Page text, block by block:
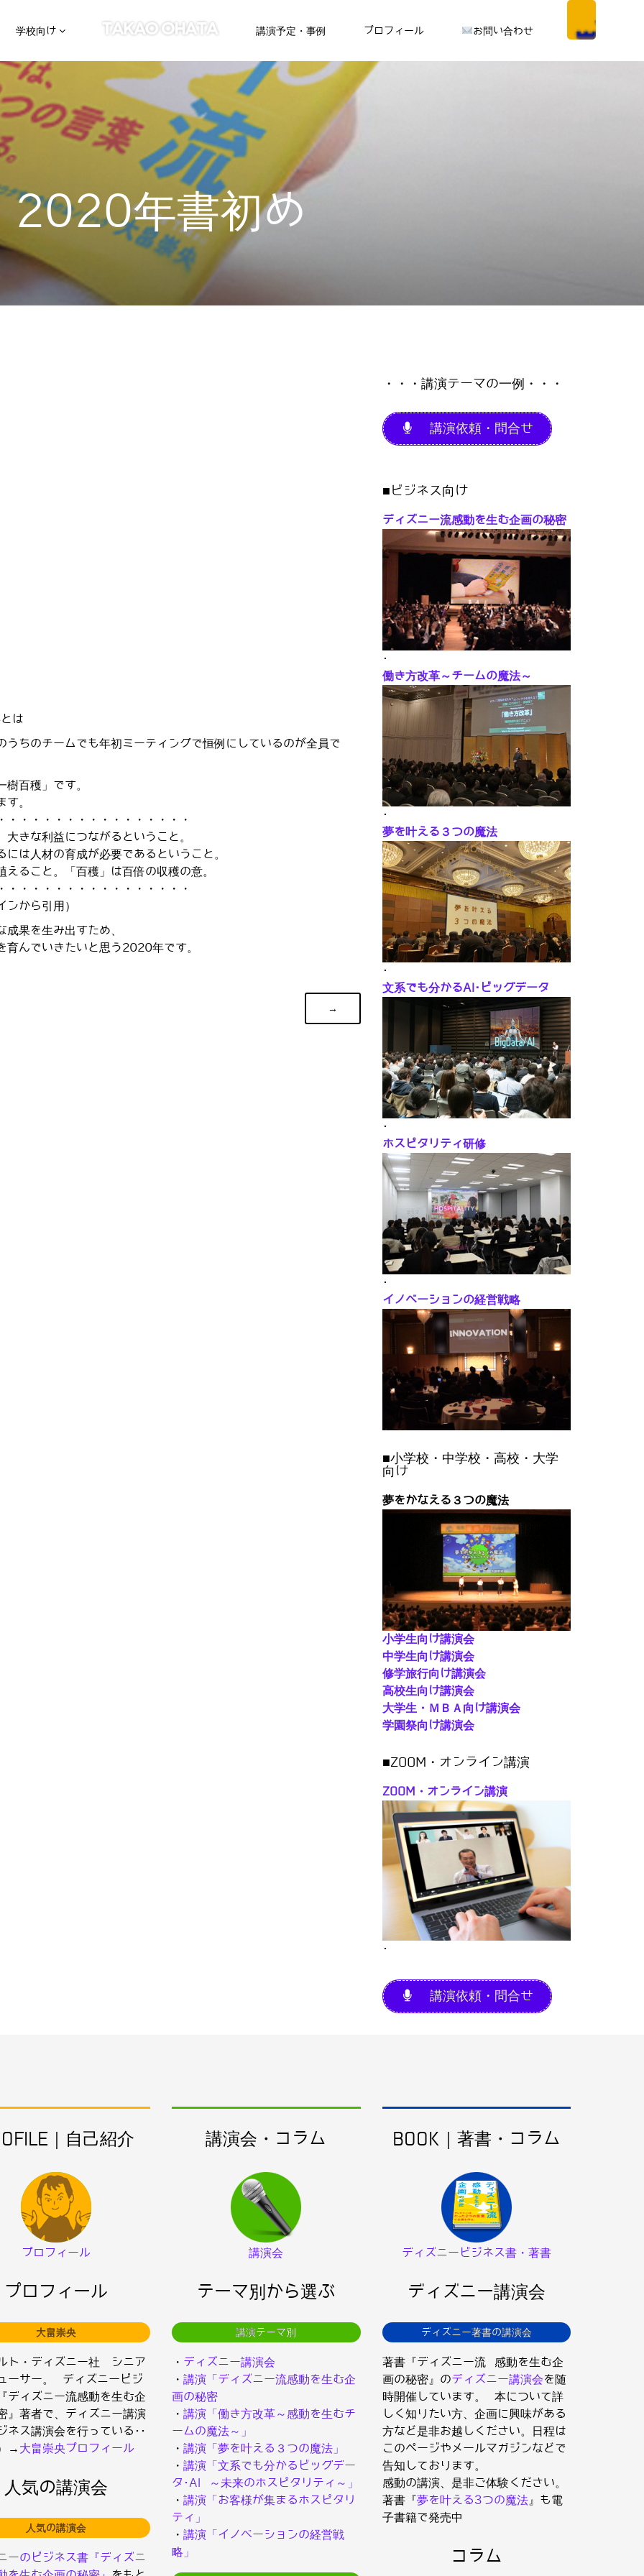
学校向け 講演予定・事例 プロフィール お問い合わせ
2020年書初め
は
うちのチームでも年初ミーティングで恒例にしているのが全員で
百穫」です。
。
・・・・・・・・・・・・・・・・
きな利益につながるということ。
には人材の育成が必要であるということ。
えること。「百穫」は百倍の収穫の意。
・・・・・・・・・・・・・・・・
から引用）
果を生み出すため、
育んでいきたいと思う2020年です。
→
・・・講演テーマの一例・・・
講演依頼・問合せ
■ビジネス向け
ディズニー流感動を生む企画の秘密
･
働き方改革～チームの魔法～
･
夢を叶える３つの魔法
･
文系でも分かるAI･ビッグデータ
･
ホスピタリティ研修
･
イノベーションの経営戦略
■小学校・中学校・高校・大学
向け
夢をかなえる３つの魔法
小学生向け講演会
中学生向け講演会
修学旅行向け講演会
高校生向け講演会
大学生・ＭＢＡ向け講演会
学園祭向け講演会
■ZOOM・オンライン講演
ZOOM・オンライン講演
･
講演依頼・問合せ
｜自己紹介
プロフィール
プロフィール
大畠崇央
ト・ディズニー社 シニア
ーサー。 ディズニービジ
ディズニー流感動を生む企
』著者で、ディズニー講演
ネス講演会を行っている･･
→ 大畠崇央プロフィール
人気の講演会
人気の講演会
ーのビジネス書『ディズニ
講演会・コラム
講演会
テーマ別から選ぶ
講演テーマ別
・ ディズニー講演会
・ 講演「ディズニー流感動を生む企
画の秘密
・ 講演「働き方改革～感動を生むチ
ームの魔法～」
・ 講演「夢を叶える３つの魔法」
・ 講演「文系でも分かるビッグデー
タ･AI ～未来のホスピタリティ～」
・ 講演「お客様が集まるホスピタリ
ティ」
・ 講演「イノベーションの経営戦
略」
BOOK｜著書・コラム
ディズニービジネス書・著書
ディズニー講演会
ディズニー著書の講演会
著書『ディズニー流 感動を生む企
画の秘密』のディズニー講演会を随
時開催しています。 本について詳
しく知りたい方、企画に興味がある
方など是非お越しください。日程は
このページやメールマガジンなどで
告知しております。
感動の講演、是非ご体験ください。
著書『夢を叶える3つの魔法』も電
子書籍で発売中
コラム